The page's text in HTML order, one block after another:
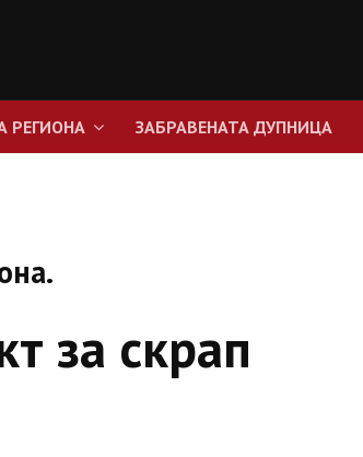
РЕГИОНА ЗАБРАВЕНАТА ДУПНИЦА
за скрап